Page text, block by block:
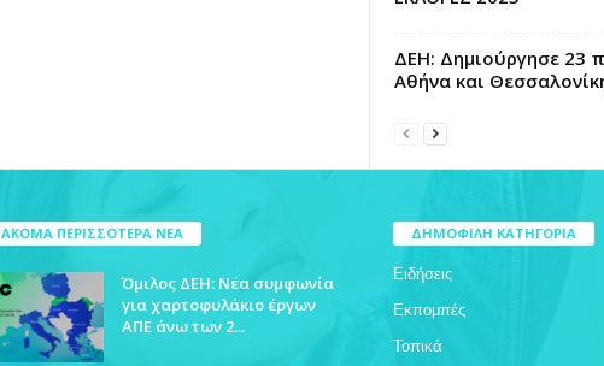
ΔΕΗ: Δημιούργησε 23
Αθήνα και
ΑΚΟΜΑ ΠΕΡΙΣΣΟΤΕΡΑ ΝΕΑ
Όμιλος ΔΕΗ: Νέα συμφωνία
για χαρτοφυλάκιο έργων
ΑΠΕ άνω των 2...
ΔΗΜΟΦΙΛΗ ΚΑΤΗΓΟΡΙΑ
Ειδήσεις
Εκπομπές
Τοπικά